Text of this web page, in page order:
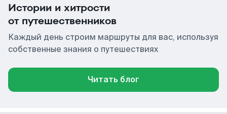
Истории и хитрости
от путешественников
Каждый день строим маршруты для вас, используя
собственные знания о путешествиях
Читать блог